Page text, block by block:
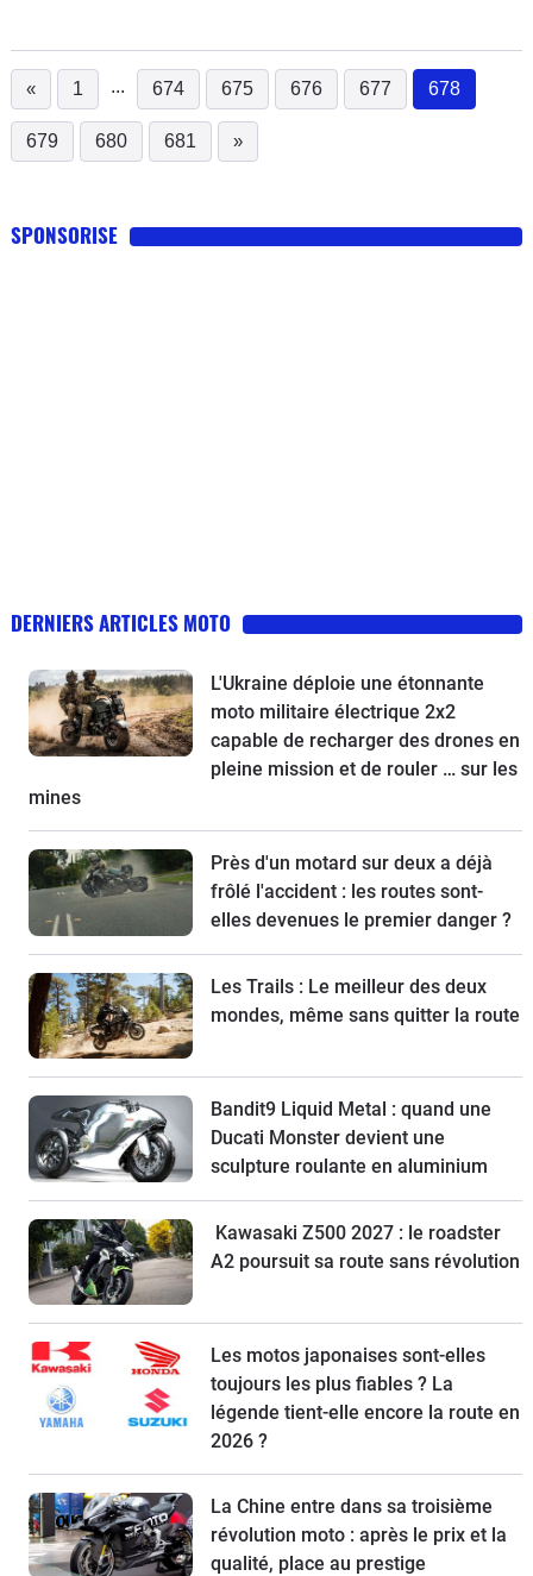
sur ces routes en pensant qu'on va tout tuer.
«
1 ... 674 675 676 677 678
679
680 681 »
SPONSORISE
DERNIERS ARTICLES MOTO
L'Ukraine déploie une étonnante
moto militaire électrique 2x2
capable de recharger des drones en
pleine mission et de rouler … sur les
mines
Près d'un motard sur deux a déjà
frôlé l'accident : les routes sont-
elles devenues le premier danger ?
Les Trails : Le meilleur des deux
mondes, même sans quitter la route
Bandit9 Liquid Metal : quand une
Ducati Monster devient une
sculpture roulante en aluminium
Kawasaki Z500 2027 : le roadster
A2 poursuit sa route sans révolution
Les motos japonaises sont-elles
toujours les plus fiables ? La
légende tient-elle encore la route en
2026 ?
La Chine entre dans sa troisième
révolution moto : après le prix et la
qualité, place au prestige